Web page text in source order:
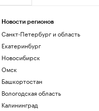
Новости регионов
Санкт-Петербург и область
Екатеринбург
Новосибирск
Омск
Башкортостан
Вологодская область
Калининград